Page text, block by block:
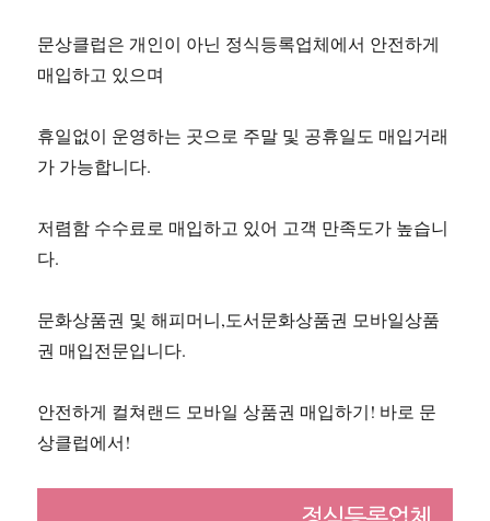
문상클럽은 개인이 아닌 정식등록업체에서 안전하게
매입하고 있으며
휴일없이 운영하는 곳으로 주말 및 공휴일도 매입거래
가 가능합니다.
저렴함 수수료로 매입하고 있어 고객 만족도가 높습니
다.
문화상품권 및 해피머니,도서문화상품권 모바일상품
권 매입전문입니다.
안전하게 컬쳐랜드 모바일 상품권 매입하기! 바로 문
상클럽에서!